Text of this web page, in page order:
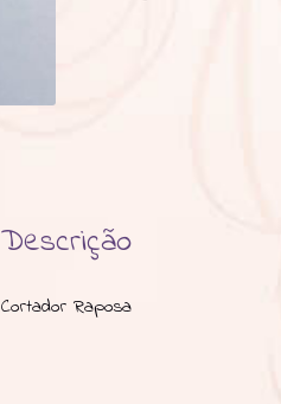
Descrição
Cortador Raposa